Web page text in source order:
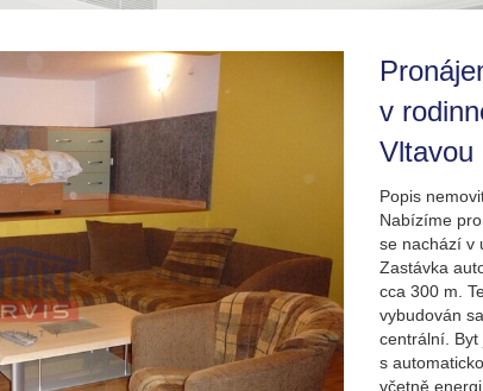
v
Vltavou
Popis
Nabízíme
se nachází v
Zastávka
cca 300 m.
vybudován
centrální. Byt
s
včetně